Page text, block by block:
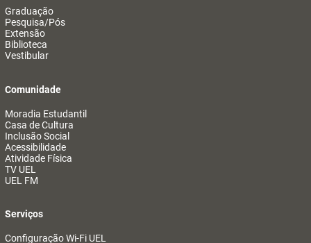
Graduação
Pesquisa/Pós
Extensão
Biblioteca
Vestibular
Comunidade
Moradia Estudantil
Casa de Cultura
Inclusão Social
Acessibilidade
Atividade Física
TV UEL
UEL FM
Serviços
Configuração Wi-Fi UEL